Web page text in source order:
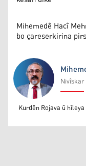
Mihemedê Hacî
bo çareserkirina
Mihemed Eli
Nivîskar
Kurdên Rojava û